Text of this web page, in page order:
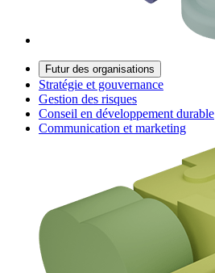
Futur des organisations
Stratégie et gouvernance
Gestion des risques
Conseil en développement durable
Communication et marketing